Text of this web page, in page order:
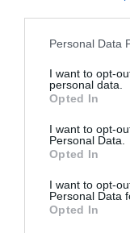
Personal Data
I want to opt-
personal data.
Opted In
I want to opt-
Personal Data.
Opted In
I want to opt-
Personal Data
Opted In